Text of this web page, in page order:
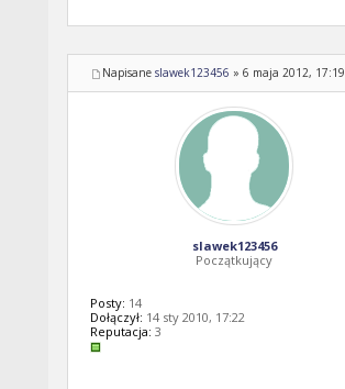
Napisane slawek123456 » 6 maja 2012, 17:19
slawek123456
Początkujący
Posty: 14
Dołączył: 14 sty 2010, 17:22
Reputacja: 3